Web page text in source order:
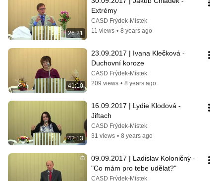
26:21
Extrémy
CASD Frýdek-Místek
11 views • 8 years ago
41:10
23.09.2017 | Ivana Klečková -
Duchovní koroze
CASD Frýdek-Místek
209 views • 8 years ago
42:13
16.09.2017 | Lydie Klodová -
Jiftach
CASD Frýdek-Místek
31 views • 8 years ago
09.09.2017 | Ladislav Koloničný -
"Co mám pro tebe udělat?"
CASD Frýdek-Místek